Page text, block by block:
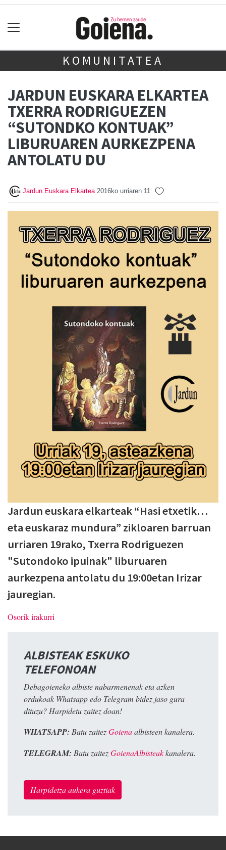
KOMUNITATEA
JARDUN EUSKARA ELKARTEA
TXERRA RODRIGUEZEN
“SUTONDKO KONTUAK”
LIBURUAREN AURKEZPENA
ANTOLATU DU
Jardun Euskara Elkartea 2016ko urriaren 11
Jardun euskara elkarteak “Hasi etxetik…
eta euskaraz mundura” zikloaren barruan
urriaren 19rako, Txerra Rodriguezen
"Sutondoko ipuinak" liburuaren
aurkezpena antolatu du 19:00etan Irizar
jauregian.
Osorik irakurri
ALBISTEAK ESKUKO
TELEFONOAN
Debagoieneko albiste nabarmenenak eta azken
ordukoak Whatsapp edo Telegram bidez jaso gura
dituzu? Harpidetu zaitez doan!
WHATSAPP: Batu zaitezGoienaalbisteen kanalera.
TELEGRAM: Batu zaitezGoienaAlbisteakkanalera.
Harpidetza aukera guztiak